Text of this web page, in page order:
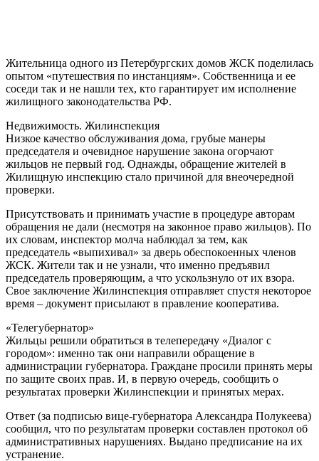
Жительница одного из Петербургских домов ЖСК поделилась
опытом «путешествия по инстанциям». Собственница и ее
соседи так и не нашли тех, кто гарантирует им исполнение
жилищного законодательства РФ.
Недвижимость. Жилинспекция
Низкое качество обслуживания дома, грубые манеры
председателя и очевидное нарушение закона огорчают
жильцов не первый год. Однажды, обращение жителей в
Жилищную инспекцию стало причиной для внеочередной
проверки.
Присутствовать и принимать участие в процедуре авторам
обращения не дали (несмотря на законное право жильцов). По
их словам, инспектор молча наблюдал за тем, как
председатель «выпихивал» за дверь обеспокоенных членов
ЖСК. Жители так и не узнали, что именно предъявил
председатель проверяющим, а что ускользнуло от их взора.
Свое заключение Жилинспекция отправляет спустя некоторое
время – документ присылают в правление кооператива.
«Телегубернатор»
Жильцы решили обратиться в телепередачу «Диалог с
городом»: именно так они направили обращение в
администрации губернатора. Граждане просили принять меры
по защите своих прав. И, в первую очередь, сообщить о
результатах проверки Жилинспекции и принятых мерах.
Ответ (за подписью вице-губернатора Александра Полукеева)
сообщил, что по результатам проверки составлен протокол об
административных нарушениях. Выдано предписание на их
устранение.